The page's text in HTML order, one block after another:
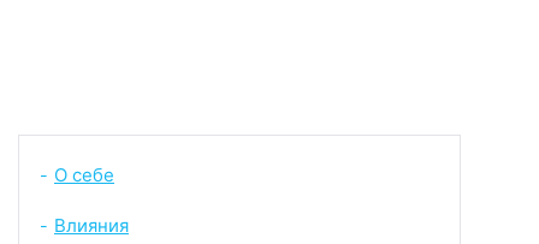
- О себе
- Влияния